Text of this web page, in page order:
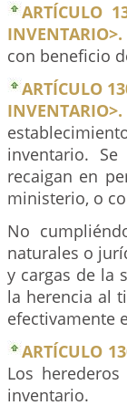
ARTÍCULO
INVENTARIO>.
con beneficio
ARTÍCULO
INVENTARIO>.
inventario.
recaigan en
ministerio, o
No
naturales o
y cargas de la
la herencia al
efectivamente
ARTÍCULO
Los
inventario.